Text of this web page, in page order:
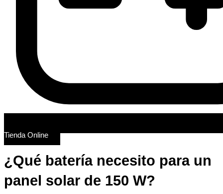
Tienda Online
¿Qué batería necesito para un
panel solar de 150 W?